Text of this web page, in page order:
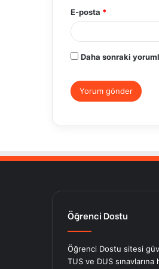
E-posta *
Daha sonraki
Öğrenci Dostu
Öğrenci Dostu sitesi
TUS ve DUS